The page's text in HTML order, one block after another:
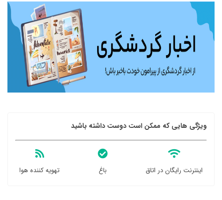
ویژگی هایی که ممکن است دوست داشته باشید
اینترنت رایگان در اتاق باغ تهویه کننده هوا